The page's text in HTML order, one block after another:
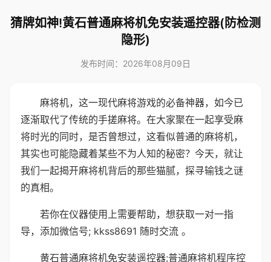
猜牌如神!黄石普通麻将机免安装遥控器(防检测
隐形)
发布时间：2026年08月09日
麻将机，这一现代麻将游戏的必备神器，如今已
逐渐取代了传统的手搓麻将。在大家聚在一起享受麻
将时光的同时，是否曾想过，这看似普通的麻将机，
其实也可能隐藏着某些不为人知的秘密？今天，就让
我们一起揭开麻将机背后的那些猫腻，探寻输钱之谜
的真相。
若你在仪器使用上需要帮助，想获取一对一指
导，添加微信号; kkss8691 随时交流 。
黄石普通麻将机免安装遥控器;普通麻将机程序控